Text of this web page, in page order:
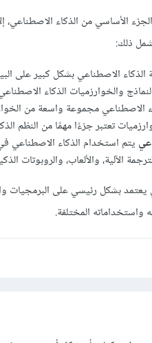
الأساسي من الذكاء الاصطناعي،
ذلك:
الذكاء الاصطناعي بشكل كبير على
والخوارزميات الذكاء
الاصطناعي مجموعة واسعة من
تعتبر جزءًا مهمًا من النظم
يتم استخدام الذكاء الاصطناعي
الآلية، والألعاب، والروبوتات
يعتمد بشكل رئيسي على البرمجيات
المختلفة.